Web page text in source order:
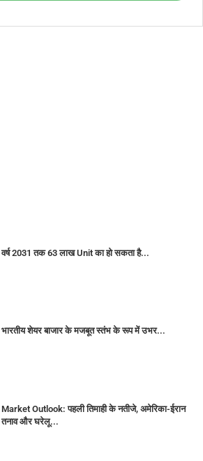
वर्ष 2031 तक 63 लाख Unit का हो सकता है...
भारतीय शेयर बाजार के मजबूत स्तंभ के रूप में उभर...
Market Outlook: पहली तिमाही के नतीजे, अमेरिका-ईरान
तनाव और घरेलू...